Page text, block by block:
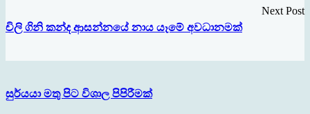
Next Post
චිලි ගිනි කන්ද ආසන්නයේ නාය යෑමේ අවධානමක්
සුර්යයා මතු පිට විශාල පිපිරීමක්